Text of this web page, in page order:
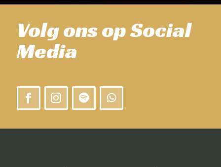
Volg ons op Social
Media